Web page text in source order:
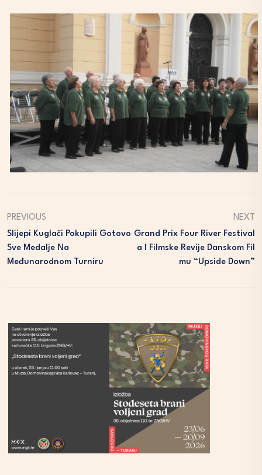
PREVIOUS
Slijepi Kuglači Pokupili Gotovo
Sve Medalje Na
Međunarodnom Turniru
NEXT
Grand Prix Four River Festival
A I Filmske Revije Danskom Fil
Mu “Upside Down”